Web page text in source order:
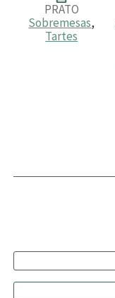
PRATO
Sobremesas,
Tartes